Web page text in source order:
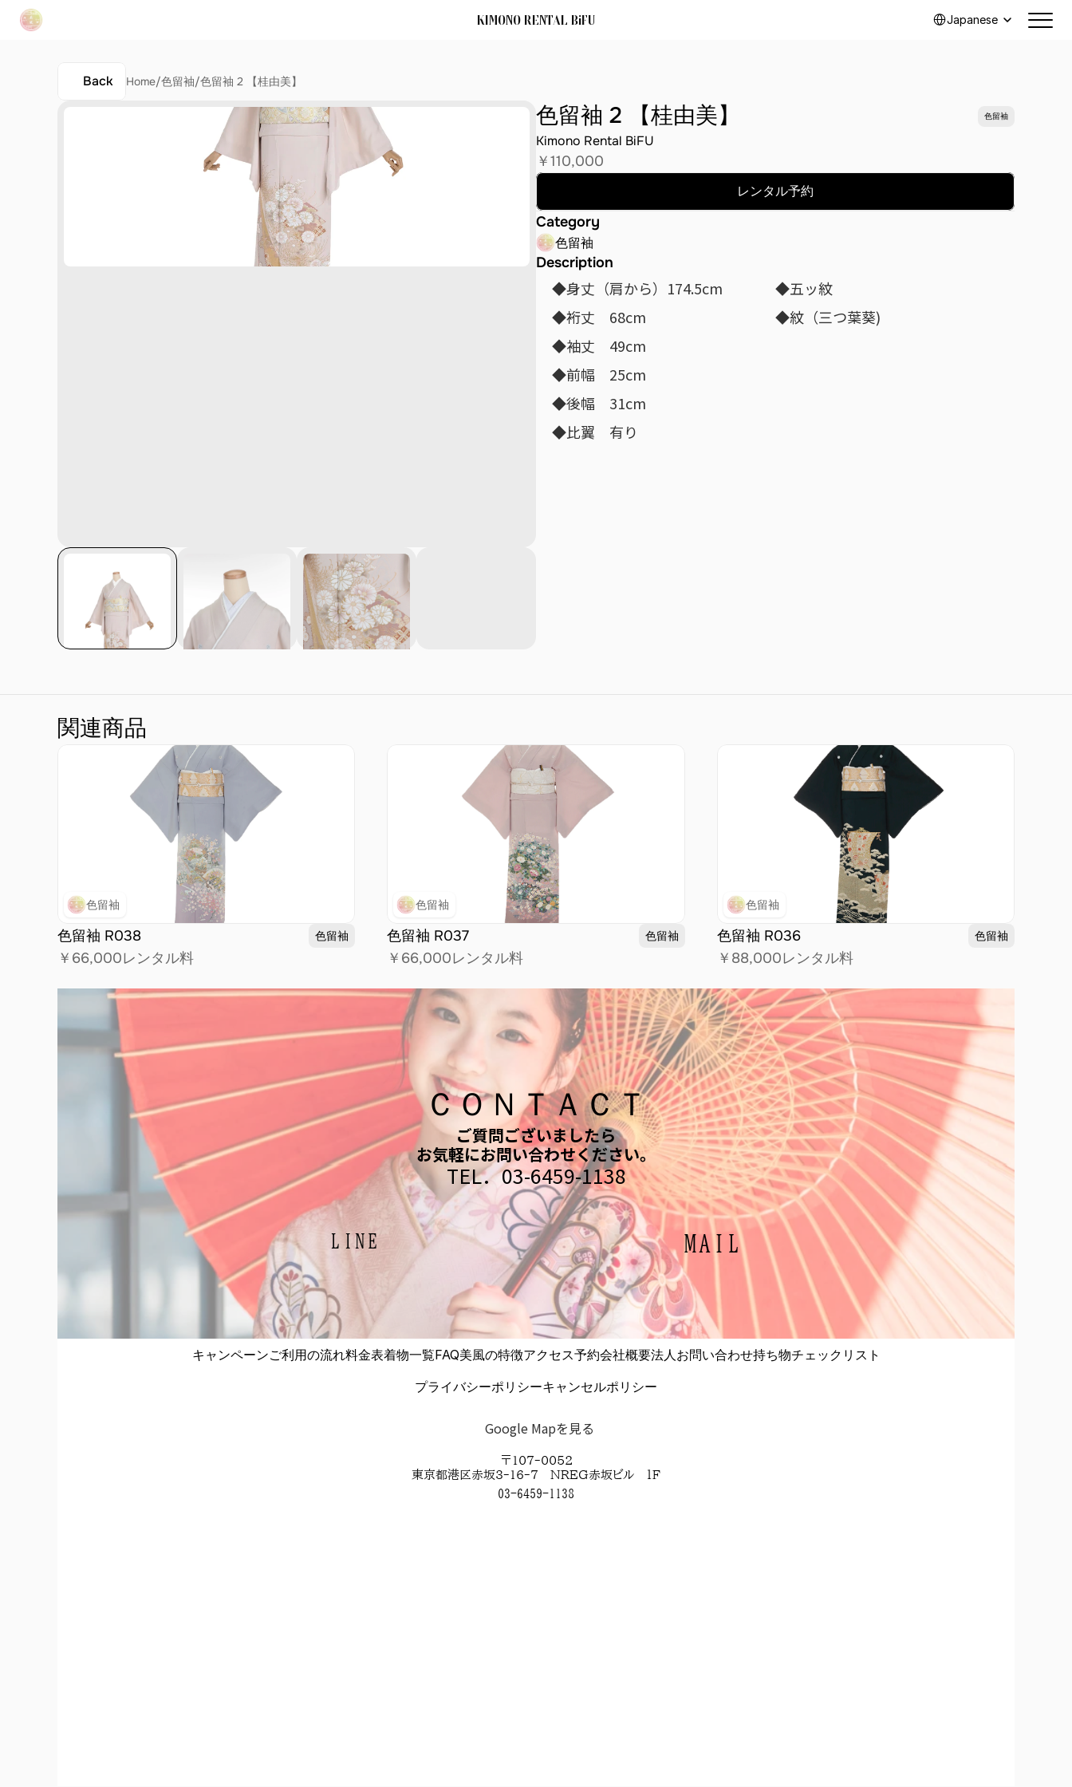
Japanese
KIMONO RENTAL BiFU
Back Home/色留袖/色留袖 2 【桂由美】
色留袖 2 【桂由美】 色留袖
Kimono Rental BiFU
￥110,000
レンタル予約
Category
色留袖
Description
◆身丈（肩から）174.5cm
◆裄丈　68cm
◆袖丈　49cm
◆前幅　25cm
◆後幅　31cm
◆比翼　有り
◆五ッ紋
◆紋（三つ葉葵)
関連商品
色留袖
色留袖 R038 色留袖
￥66,000レンタル料
色留袖
色留袖 R037 色留袖
￥66,000レンタル料
色留袖
色留袖 R036 色留袖
￥88,000レンタル料
ＣＯＮＴＡＣＴ
ご質問ございましたら
お気軽にお問い合わせください。
TEL．03-6459-1138
LINE MAIL
キャンペーンご利用の流れ料金表着物一覧FAQ美風の特徴アクセス予約会社概要法人お問い合わせ持ち物チェックリスト
プライバシーポリシーキャンセルポリシー
Google Mapを見る
〒107-0052
東京都港区赤坂3-16-7　NREG赤坂ビル　１F
03-6459-1138